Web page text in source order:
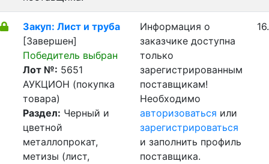
Закуп: Лист и труба
[Завершен]
Победитель выбран
Лот №: 5651
АУКЦИОН (покупка
товара)
Раздел: Черный и
цветной
металлопрокат,
метизы (лист,
Информация о
заказчике доступна
только
зарегистрированным
поставщикам!
Необходимо
авторизоваться или
зарегистрироваться
и заполнить профиль
поставщика.